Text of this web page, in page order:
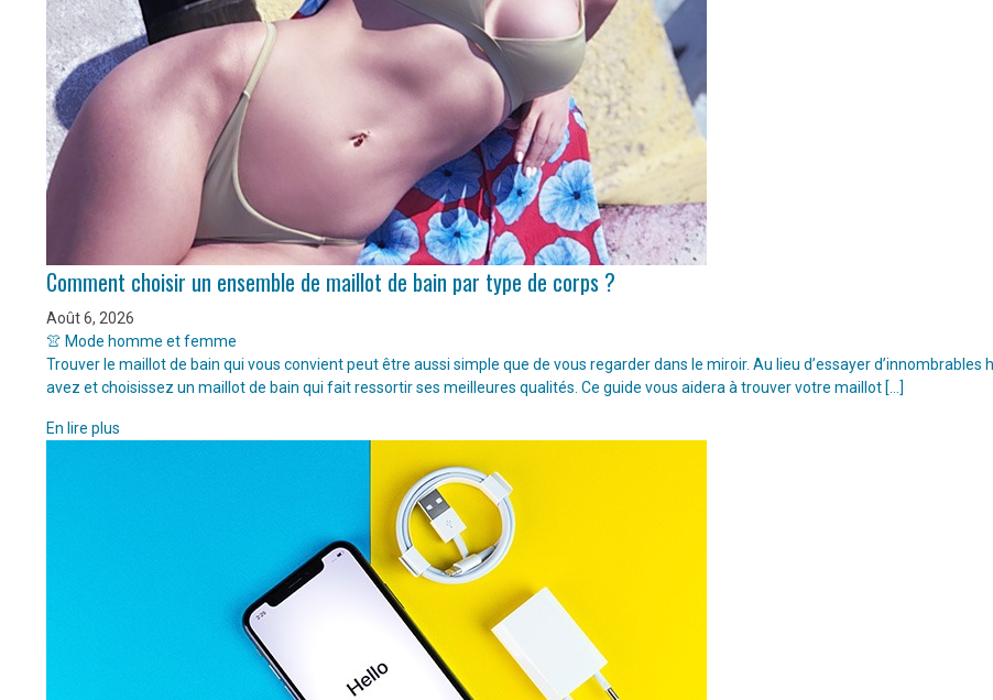
Comment choisir un ensemble de maillot de bain par type de corps ?
Août 6, 2026
👚 Mode homme et femme
Trouver le maillot de bain qui vous convient peut être aussi simple que de vous regarder dans le miroir. Au lieu d’essayer
avez et choisissez un maillot de bain qui fait ressortir ses meilleures qualités. Ce guide vous aidera à trouver votre maillot […]
En lire plus